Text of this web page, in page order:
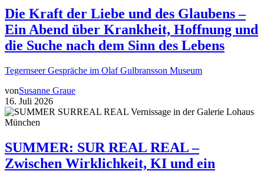
Die Kraft der Liebe und des Glaubens –
Ein Abend über Krankheit, Hoffnung und
die Suche nach dem Sinn des Lebens
Tegernseer Gespräche im Olaf Gulbransson Museum
vonSusanne Graue
16. Juli 2026
SUMMER: SUR REAL REAL –
Zwischen Wirklichkeit, KI und ein